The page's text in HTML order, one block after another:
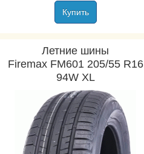
Купить
Летние шины
Firemax FM601 205/55 R16
94W XL